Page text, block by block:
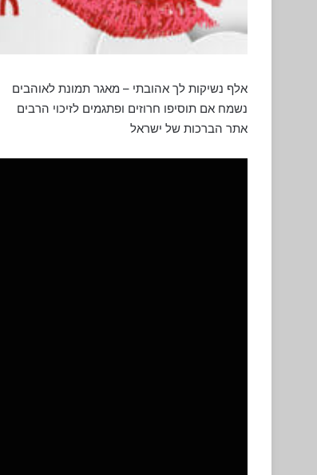
אלף נשיקות לך אהובתי – מאגר תמונת לאוהבים
נשמח אם תוסיפו חרוזים ופתגמים לזיכוי הרבים
אתר הברכות של ישראל